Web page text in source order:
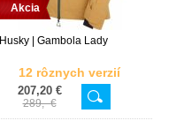
Akcia
Husky | Gambola Lady
12 rôznych verzií
207,20 €
289,- €